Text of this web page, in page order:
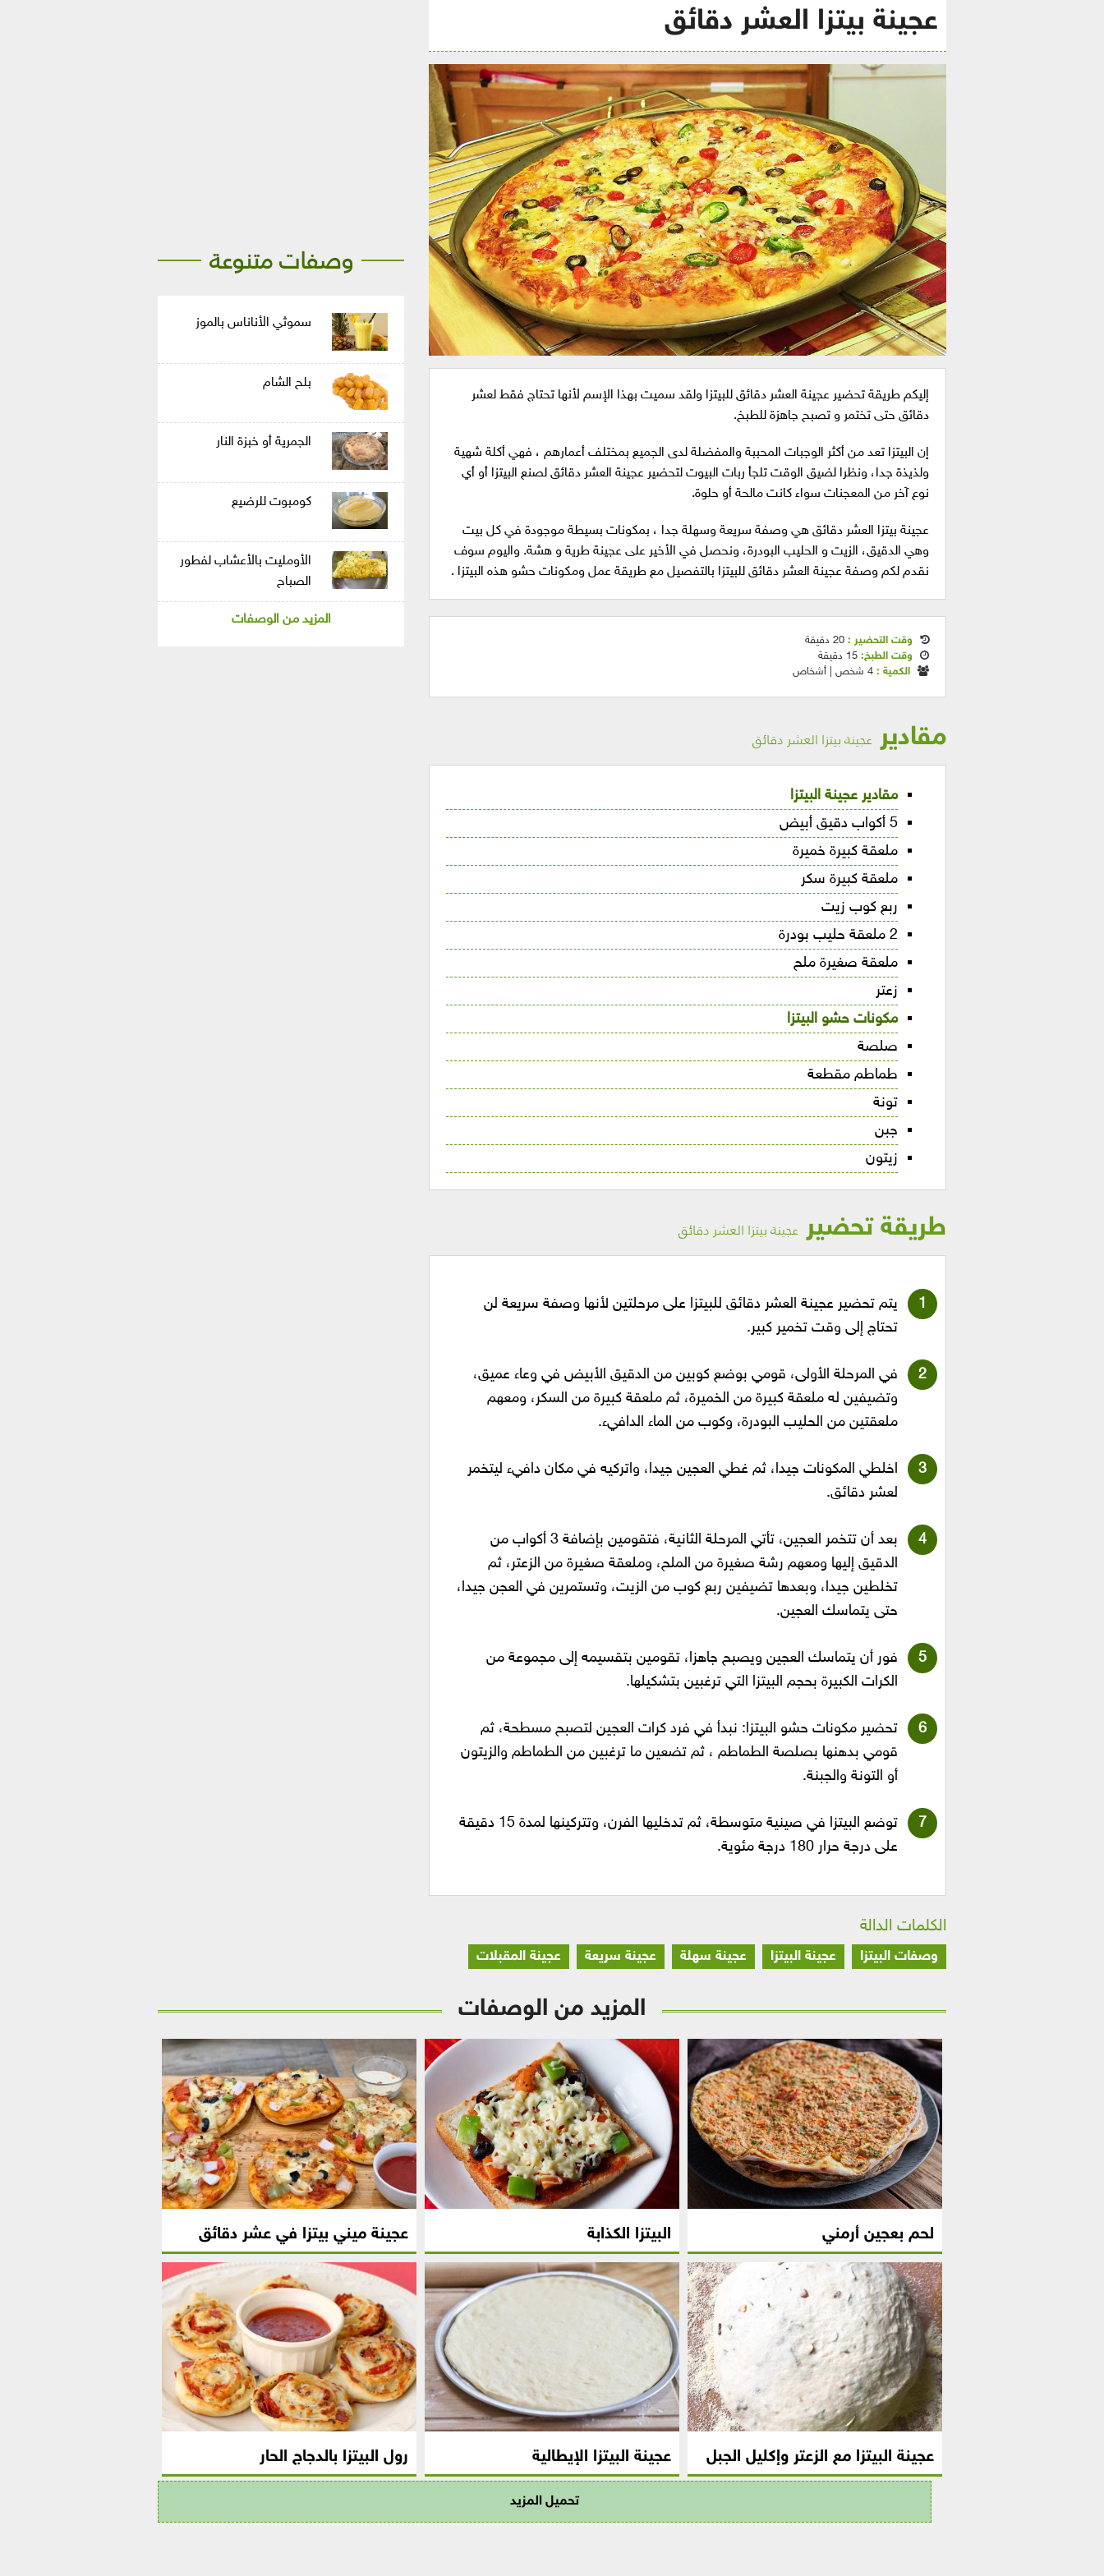
عجينة بيتزا العشر دقائق
إليكم طريقة تحضير عجينة العشر دقائق للبيتزا ولقد سميت بهذا الإسم لأنها تحتاج فقط لعشر
دقائق حتى تختمر و تصبح جاهزة للطبخ.
إن البيتزا تعد من أكثر الوجبات المحببة والمفضلة لدى الجميع بمختلف أعمارهم ، فهي أكلة شهية
ولذيذة جدا، ونظرا لضيق الوقت تلجأ ربات البيوت لتحضير عجينة العشر دقائق لصنع البيتزا أو أي
نوع آخر من المعجنات سواء كانت مالحة أو حلوة.
عجينة بيتزا العشر دقائق هي وصفة سريعة وسهلة جدا ، بمكونات بسيطة موجودة في كل بيت
وهي الدقيق، الزيت و الحليب البودرة، ونحصل في الأخير على عجينة طرية و هشة. واليوم سوف
نقدم لكم وصفة عجينة العشر دقائق للبيتزا بالتفصيل مع طريقة عمل ومكونات حشو هذه البيتزا .
وقت التحضير : 20 دقيقة
وقت الطبخ: 15 دقيقة
الكمية : 4 شخص | أشخاص
مقادير عجينة بيتزا العشر دقائق
مقادير عجينة البيتزا
5 أكواب دقيق أبيض
ملعقة كبيرة خميرة
ملعقة كبيرة سكر
ربع كوب زيت
2 ملعقة حليب بودرة
ملعقة صغيرة ملح
زعتر
مكونات حشو البيتزا
صلصة
طماطم مقطعة
تونة
جبن
زيتون
طريقة تحضير عجينة بيتزا العشر دقائق
يتم تحضير عجينة العشر دقائق للبيتزا على مرحلتين لأنها وصفة سريعة لن
تحتاج إلى وقت تخمير كبير.
في المرحلة الأولى، قومي بوضع كوبين من الدقيق الأبيض في وعاء عميق،
وتضيفين له ملعقة كبيرة من الخميرة، ثم ملعقة كبيرة من السكر، ومعهم
ملعقتين من الحليب البودرة، وكوب من الماء الدافيء.
اخلطي المكونات جيدا، ثم غطي العجين جيدا، واتركيه في مكان دافيء ليتخمر
لعشر دقائق.
بعد أن تتخمر العجين، تأتي المرحلة الثانية، فتقومين بإضافة 3 أكواب من
الدقيق إليها ومعهم رشة صغيرة من الملح، وملعقة صغيرة من الزعتر، ثم
تخلطين جيدا، وبعدها تضيفين ربع كوب من الزيت، وتستمرين في العجن جيدا،
حتى يتماسك العجين.
فور أن يتماسك العجين ويصبح جاهزا، تقومين بتقسيمه إلى مجموعة من
الكرات الكبيرة بحجم البيتزا التي ترغبين بتشكيلها.
تحضير مكونات حشو البيتزا: نبدأ في فرد كرات العجين لتصبح مسطحة، ثم
قومي بدهنها بصلصة الطماطم ، ثم تضعين ما ترغبين من الطماطم والزيتون
أو التونة والجبنة.
توضع البيتزا في صينية متوسطة، ثم تدخليها الفرن، وتتركينها لمدة 15 دقيقة
على درجة حرار 180 درجة مئوية.
الكلمات الدالة
وصفات البيتزا عجينة البيتزا عجينة سهلة عجينة سريعة عجينة المقبلات
وصفات متنوعة
سموثي الأناناس بالموز
بلح الشام
الجمرية أو خبزة النار
كومبوت للرضيع
الأومليت بالأعشاب لفطور
الصباح
المزيد من الوصفات
المزيد من الوصفات
لحم بعجين أرمني البيتزا الكذابة عجينة ميني بيتزا في عشر دقائق
عجينة البيتزا مع الزعتر وإكليل الجبل عجينة البيتزا الإيطالية رول البيتزا بالدجاج الحار
تحميل المزيد